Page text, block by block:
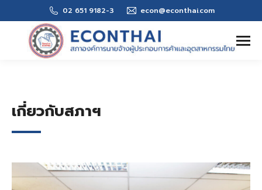
02 651 9182-3 econ@econthai.com
Search:
เกี่ยวกับสภาฯ